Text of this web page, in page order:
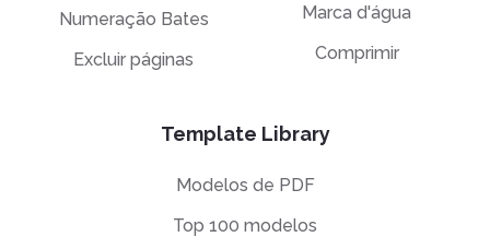
Numeração Bates
Excluir páginas
Marca d'água
Comprimir
Template Library
Modelos de PDF
Top 100 modelos